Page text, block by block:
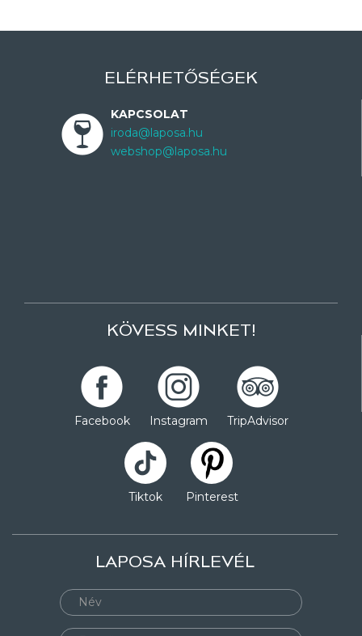
ELÉRHETŐSÉGEK
KAPCSOLAT
iroda@laposa.hu
webshop@laposa.hu
KÖVESS MINKET!
Facebook Instagram TripAdvisor
Tiktok Pinterest
LAPOSA HÍRLEVÉL